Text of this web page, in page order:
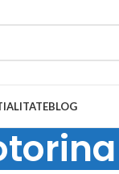
BLOG